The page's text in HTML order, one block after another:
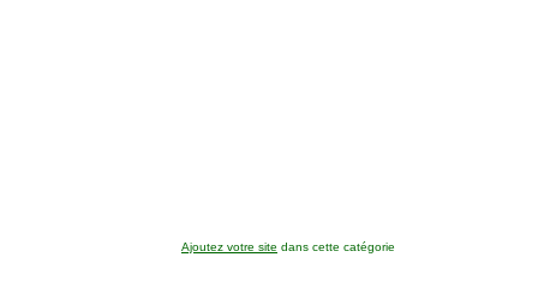
Ajoutez votre site dans cette catégorie